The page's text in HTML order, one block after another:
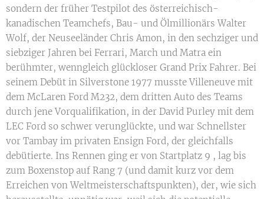
sondern der früher Testpilot des österreichisch-
kanadischen Teamchefs, Bau- und Ölmillionärs Walter
Wolf, der Neuseeländer Chris Amon, in den sechziger und
siebziger Jahren bei Ferrari, March und Matra ein
berühmter, wenngleich glückloser Grand Prix Fahrer. Bei
seinem Debüt in Silverstone 1977 musste Villeneuve mit
dem McLaren Ford M232, dem dritten Auto des Teams
durch jene Vorqualifikation, in der David Purley mit dem
LEC Ford so schwer verunglückte, und war Schnellster
vor Tambay im privaten Ensign Ford, der gleichfalls
debütierte. Ins Rennen ging er von Startplatz 9 , lag bis
zum Boxenstop auf Rang 7 (und damit kurz vor dem
Erreichen von Weltmeisterschaftspunkten), der, wie sich